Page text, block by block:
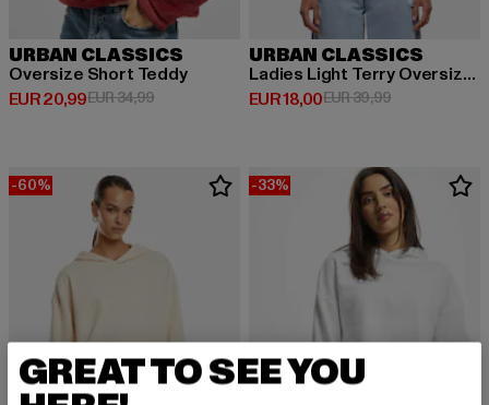
URBAN CLASSICS
Oversize Short Teddy
EUR 20,99
Huidige prijs: EUR 20,99
EUR 34,99Actieprijs: EUR 34,99
URBAN CLASSICS
Ladies Light Terry Oversized
EUR 18,00
Huidige prijs: EUR 18,00
EUR 39,99Actieprijs:
-60% -33%
GREAT TO SEE YOU